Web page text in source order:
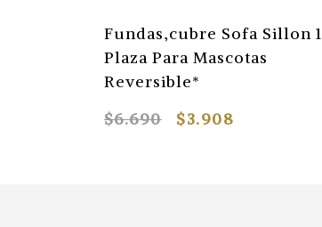
Fundas,cubre Sofa Sillon 1
Plaza Para Mascotas
Reversible*
$6.690
$3.908